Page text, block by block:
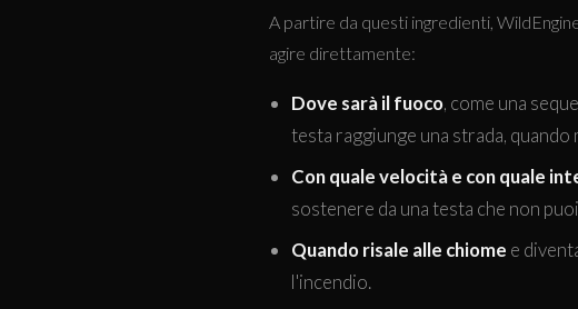
A partire da questi ingredienti,
agire direttamente:
Dove sarà il fuoco, come una
testa raggiunge una strada,
Con quale velocità e con quale
sostenere da una testa che non
Quando risale alle chiome e
l'incendio.